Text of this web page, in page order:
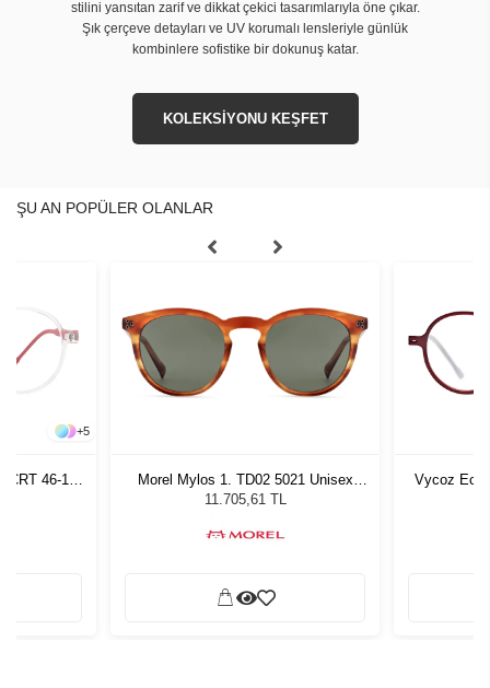
stilini yansıtan zarif ve dikkat çekici tasarımlarıyla öne çıkar.
Şık çerçeve detayları ve UV korumalı lensleriyle günlük
kombinlere sofistike bir dokunuş katar.
KOLEKSİYONU KEŞFET
ŞU AN POPÜLER OLANLAR
+5
CRT 46-17
Morel Mylos 1. TD02 5021 Unisex
Güneş Gözlüğü
11.705,61 TL
Vycoz